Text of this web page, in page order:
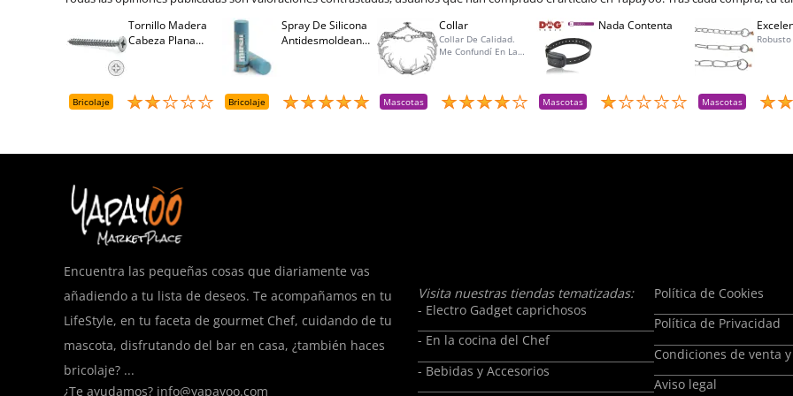
Tornillo Madera
Cabeza Plana
Bricolaje
Spray De Silicona
Antidesmoldeante
Bricolaje
Collar
Collar De Calidad.
Me Confundí En La
Devolución Y Lo
Reemplacé Por La
Mascotas
Nada Contenta
Mascotas Mascotas
Encuentra las pequeñas cosas que diariamente vas
añadiendo a tu lista de deseos. Te acompañamos en tu
LifeStyle, en tu faceta de gourmet Chef, cuidando de tu
mascota, disfrutando del bar en casa, ¿también haces
bricolaje? ...
¿Te ayudamos? info@yapayoo.com
Visita nuestras tiendas tematizadas:
- Electro Gadget caprichosos
- En la cocina del Chef
- Bebidas y Accesorios
Política de Cookies
Política de Privacidad
Condiciones de venta
Aviso legal